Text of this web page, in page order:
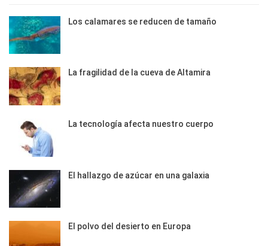
Los calamares se reducen de tamaño
La fragilidad de la cueva de Altamira
La tecnología afecta nuestro cuerpo
El hallazgo de azúcar en una galaxia
El polvo del desierto en Europa